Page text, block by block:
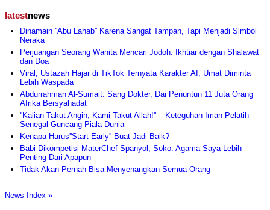
latestnews
Dinamain ''Abu Lahab'' Karena Sangat Tampan, Tapi Menjadi Simbol
Neraka
Perjuangan Seorang Wanita Mencari Jodoh: Ikhtiar dengan Shalawat
dan Doa
Viral, Ustazah Hajar di TikTok Ternyata Karakter AI, Umat Diminta
Lebih Waspada
Abdurrahman Al-Sumait: Sang Dokter, Dai Penuntun 11 Juta Orang
Afrika Bersyahadat
''Kalian Takut Angin, Kami Takut Allah!'' – Keteguhan Iman Pelatih
Senegal Guncang Piala Dunia
Kenapa Harus''Start Early'' Buat Jadi Baik?
Babi Dikompetisi MaterChef Spanyol, Soko: Agama Saya Lebih
Penting Dari Apapun
Tidak Akan Pernah Bisa Menyenangkan Semua Orang
News Index »